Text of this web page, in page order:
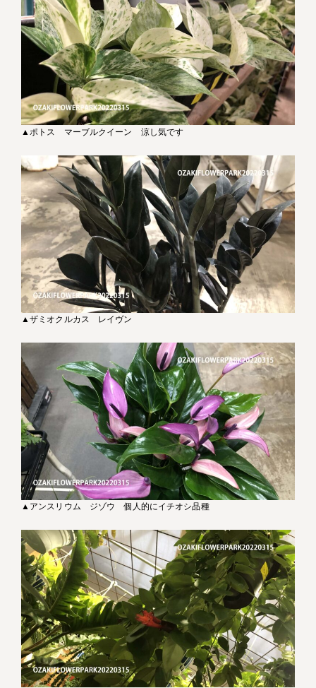
▲ポトス マーブルクイーン 涼し気です
▲ザミオクルカス レイヴン
▲アンスリウム ジゾウ 個人的にイチオシ品種